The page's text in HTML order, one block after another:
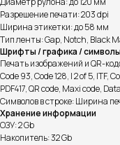
Разрешение печати: 203 dpi
Ширина этикетки: до 58 мм
Тип ленты: Gap, Notch, Black
Шрифты / графика / символы
Печать изображений и QR-
Code 93, Code 128, I 2 of 5, ITF,
PDF417, QR code, Maxi code,
Символов в строке: Ширина
Хранение информации
ОЗУ: 2 Gb
Накопитель: 32 Gb